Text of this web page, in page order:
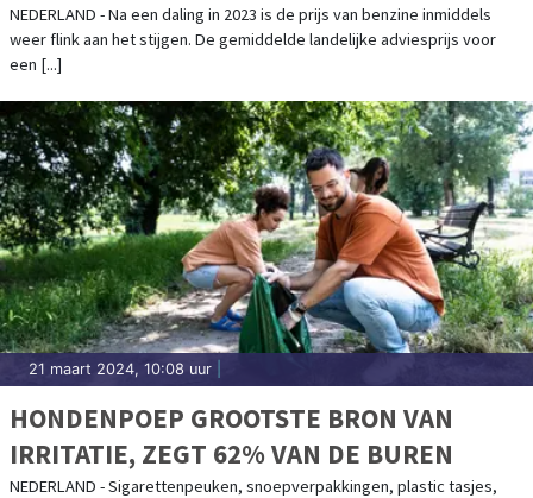
NEDERLAND - Na een daling in 2023 is de prijs van benzine inmiddels
weer flink aan het stijgen. De gemiddelde landelijke adviesprijs voor
een [...]
21 maart 2024, 10:08 uur
HONDENPOEP GROOTSTE BRON VAN
IRRITATIE, ZEGT 62% VAN DE BUREN
NEDERLAND - Sigarettenpeuken, snoepverpakkingen, plastic tasjes,